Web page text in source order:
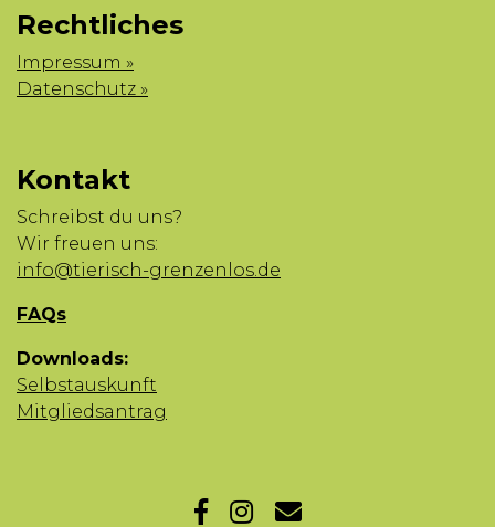
Rechtliches
Impressum »
Datenschutz »
Kontakt
Schreibst du uns?
Wir freuen uns:
info@tierisch-grenzenlos.de
FAQs
Downloads:
Selbstauskunft
Mitgliedsantrag